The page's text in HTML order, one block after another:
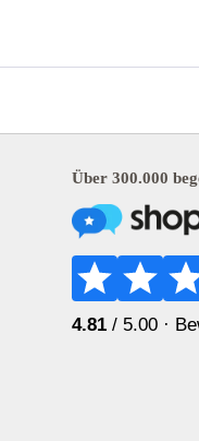
Über 300.000
4.81 / 5.00 ·